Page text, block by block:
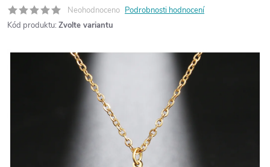
Neohodnoceno Podrobnosti hodnocení
Kód produktu: Zvolte variantu